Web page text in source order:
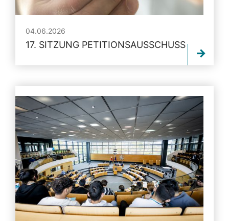
04.06.2026
17. SITZUNG PETITIONSAUSSCHUSS